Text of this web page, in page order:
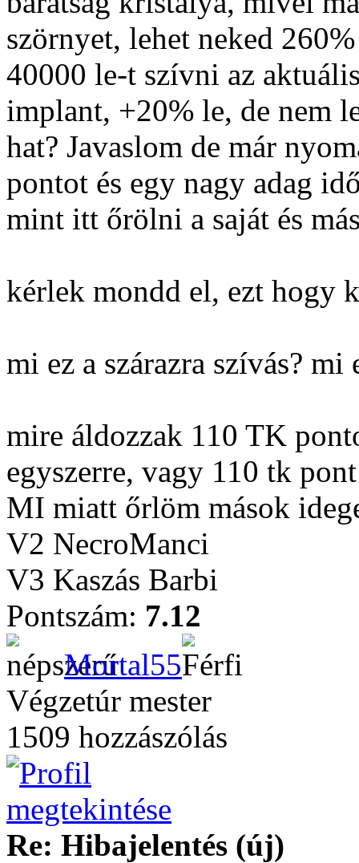
szörnyet, lehet neked
40000 le-t szívni az
implant, +20% le, de nem
hat? Javaslom de már
pontot és egy nagy adag
mint itt őrölni a saját és
kérlek mondd el, ezt hogy
mi ez a szárazra szívás? mi
mire áldozzak 110 TK
egyszerre, vagy 110 tk
MI miatt őrlöm mások
V2 NecroManci
V3 Kaszás Barbi
Pontszám: 7.12
Mortal55
Végzetúr mester
1509 hozzászólás
Re: Hibajelentés (új)